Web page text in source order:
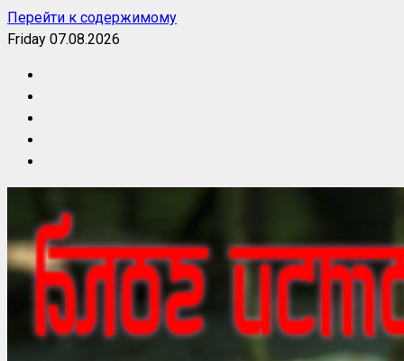
Перейти к содержимому
Friday 07.08.2026